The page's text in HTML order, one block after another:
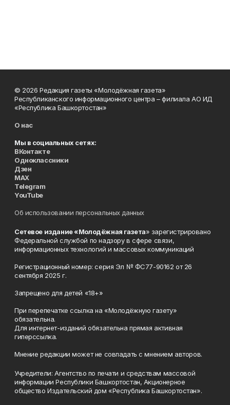
© 2026 Редакция газеты «Молодёжная газета»
Республиканского информационного центра – филиала АО ИД
«Республика Башкортостан»
О нас
Мы в социальных сетях:
ВКонтакте
Одноклассники
Дзен
MAX
Telegram
YouTube
Об использовании персональных данных
Сетевое издание «Молодёжная газета» зарегистрировано
Федеральной службой по надзору в сфере связи,
информационных технологий и массовых коммуникаций
Регистрационный номер: серия Эл № ФС77-90162 от 26
сентября 2025 г.
Запрещено для детей «18+»
При перепечатке ссылка на «Молодёжную газету»
обязательна.
Для интернет-изданий обязательна прямая активная
гиперссылка.
Мнение редакции может не совпадать с мнением авторов.
Учредители: Агентство по печати и средствам массовой
информации Республики Башкортостан, Акционерное
общество Издательский дом «Республика Башкортостан».